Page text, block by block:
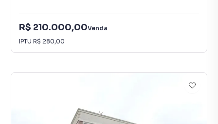
R$ 210.000,00Venda
IPTU R$ 280,00